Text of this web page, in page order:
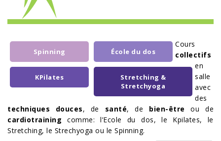
Spinning École du dos
KPilates
Stretching &
Stretchyoga
Cours
collectifs
en
salle
avec
des
techniques douces, de santé, de bien-­être ou de
cardiotraining comme: l’Ecole du dos, le K­pilates, le
Stretching, le Strechyoga ou le Spinning.